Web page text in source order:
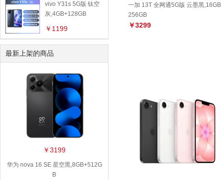
vivo Y31s 5G版 钛空
灰,4GB+128GB
￥1199
最新上架的商品
￥3199
华为 nova 16 SE 星空黑,8GB+512G
B
快速充电： 全部 支持 不
数据接口：
一加 13T 全网通5G版 云墨黑
256GB
￥3299